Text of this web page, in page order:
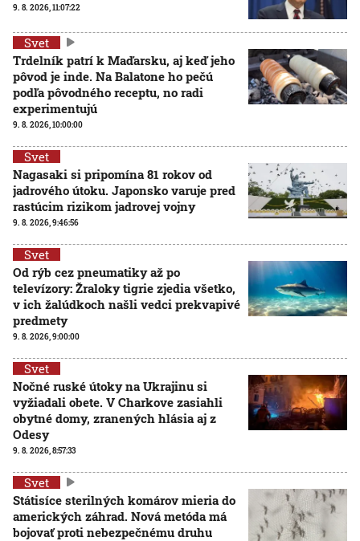
9. 8. 2026, 11:07:22
Svet
Trdelník patrí k Maďarsku, aj keď jeho
pôvod je inde. Na Balatone ho pečú
podľa pôvodného receptu, no radi
experimentujú
9. 8. 2026, 10:00:00
Svet
Nagasaki si pripomína 81 rokov od
jadrového útoku. Japonsko varuje pred
rastúcim rizikom jadrovej vojny
9. 8. 2026, 9:46:56
Svet
Od rýb cez pneumatiky až po
televízory: Žraloky tigrie zjedia všetko,
v ich žalúdkoch našli vedci prekvapivé
predmety
9. 8. 2026, 9:00:00
Svet
Nočné ruské útoky na Ukrajinu si
vyžiadali obete. V Charkove zasiahli
obytné domy, zranených hlásia aj z
Odesy
9. 8. 2026, 8:57:33
Svet
Státisíce sterilných komárov mieria do
amerických záhrad. Nová metóda má
bojovať proti nebezpečnému druhu